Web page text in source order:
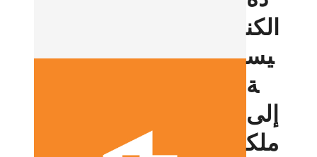
الكن
يس
ة
إلى
ملك